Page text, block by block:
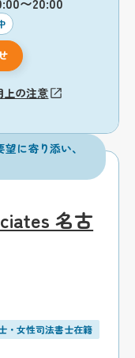
上の注意
に寄り添い、
名古
・女性司法書士在籍